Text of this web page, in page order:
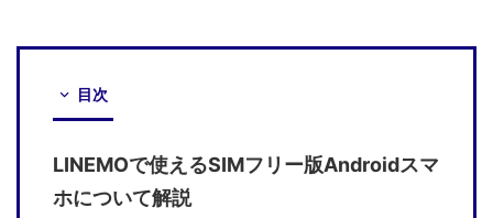
目次
LINEMOで使えるSIMフリー版Androidスマ
ホについて解説